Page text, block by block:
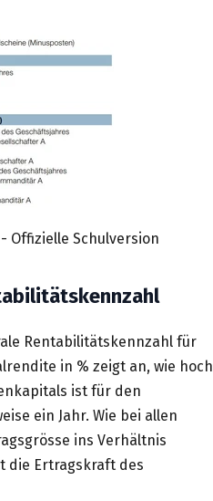
Offizielle Schulversion
Rentabilitätskennzahl für
in % zeigt an, wie hoch
ist für den
ein Jahr. Wie bei allen
ins Verhältnis
die Ertragskraft des